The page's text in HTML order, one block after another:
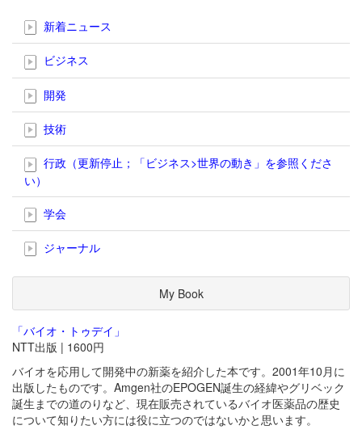
新着ニュース
ビジネス
開発
技術
行政（更新停止；「ビジネス>世界の動き」を参照くださ
い）
学会
ジャーナル
My Book
「バイオ・トゥデイ」
NTT出版 | 1600円
バイオを応用して開発中の新薬を紹介した本です。2001年10月に
出版したものです。Amgen社のEPOGEN誕生の経緯やグリベック
誕生までの道のりなど、現在販売されているバイオ医薬品の歴史
について知りたい方には役に立つのではないかと思います。